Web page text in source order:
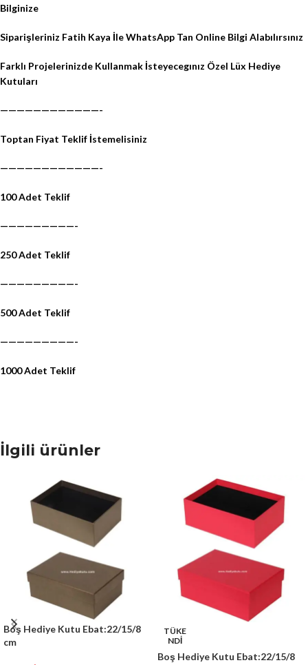
Bilginize
Siparişleriniz Fatih Kaya İle WhatsApp Tan Online Bilgi Alabılırsınız
Farklı Projelerinizde Kullanmak İsteyecegınız Özel Lüx Hediye
Kutuları
————————————-
Toptan Fiyat Teklif İstemelisiniz
————————————-
100 Adet Teklif
—————————-
250 Adet Teklif
—————————-
500 Adet Teklif
—————————-
1000 Adet Teklif
İlgili ürünler
Boş Hediye Kutu Ebat:22/15/8
cm
TÜKE
NDİ
Boş Hediye Kutu Ebat:22/15/8